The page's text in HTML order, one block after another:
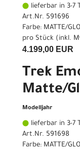
lieferbar in 3-7
Art.Nr. 591696
Farbe: MATTE/
pro Stück (inkl.
4.199,00 EUR
Trek
Matte/
Modelljahr
lieferbar in 3-7
Art.Nr. 591698
Farbe: MATTE/